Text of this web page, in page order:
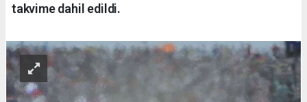
takvime dahil edildi.